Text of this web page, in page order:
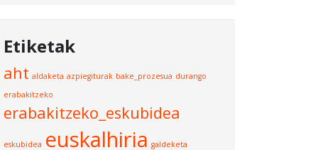
Etiketak
aht aldaketa azpiegiturak bake_prozesua durango
erabakitzeko
erabakitzeko_eskubidea
eskubidea euskalhiria galdeketa